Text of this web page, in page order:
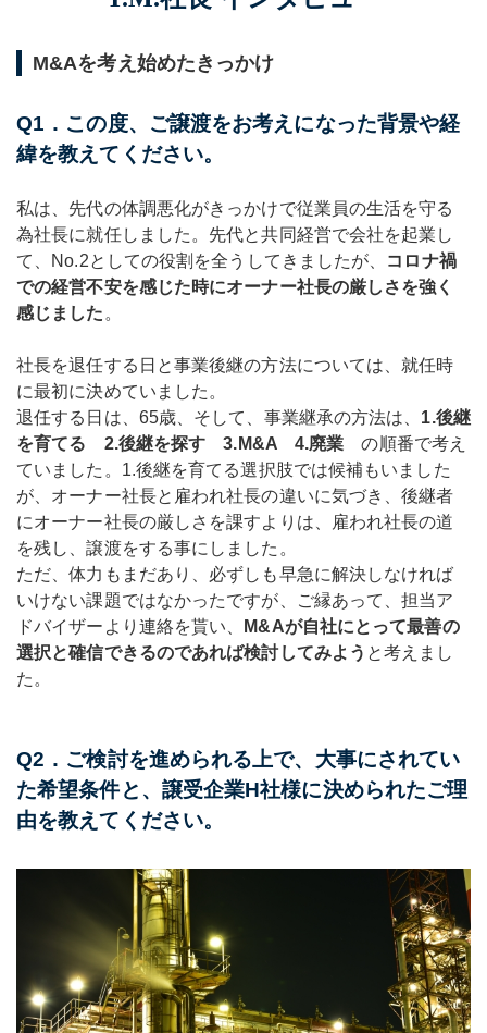
M&Aを考え始めたきっかけ
Q1．この度、ご譲渡をお考えになった背景や経
緯を教えてください。
私は、先代の体調悪化がきっかけで従業員の生活を守る
為社長に就任しました。先代と共同経営で会社を起業し
て、No.2としての役割を全うしてきましたが、 コロナ禍
での経営不安を感じた時にオーナー社長の厳しさを強く
感じました 。
社長を退任する日と事業後継の方法については、就任時
に最初に決めていました。
退任する日は、65歳、そして、事業継承の方法は、 1.後継
を育てる 2.後継を探す 3. M&A 4.廃業 の順番で考え
ていました。1.後継を育てる選択肢では候補もいました
が、オーナー社長と雇われ社長の違いに気づき、後継者
にオーナー社長の厳しさを課すよりは、雇われ社長の道
を残し、譲渡をする事にしました。
ただ、体力もまだあり、必ずしも早急に解決しなければ
いけない課題ではなかったですが、ご縁あって、担当ア
ドバイザーより連絡を貰い、
M&Aが自社にとって最善の
選択と確信できるのであれば検討してみよう と考えまし
た。
Q2．ご検討を進められる上で、大事にされてい
た希望条件と、譲受企業H社様に決められたご理
由を教えてください。